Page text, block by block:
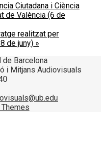
Ciutadana i Ciència
de València (6 de
realitzat per
de juny) »
i Mitjans Audiovisuals